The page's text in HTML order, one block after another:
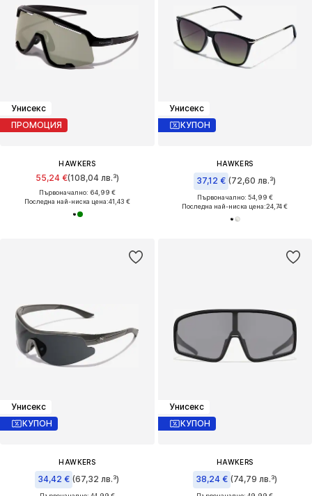
Унисекс
ПРОМОЦИЯ
HAWKERS
55,24 €(108,04 лв.³)
Първоначално: 64,99 €
Последна най-ниска цена:41,43 €
Унисекс
КУПОН
HAWKERS
37,12 € (72,60 лв.³)
Първоначално: 54,99 €
Последна най-ниска цена:24,74 €
Унисекс
КУПОН
HAWKERS
34,42 € (67,32 лв.³)
Унисекс
КУПОН
HAWKERS
38,24 € (74,79 лв.³)